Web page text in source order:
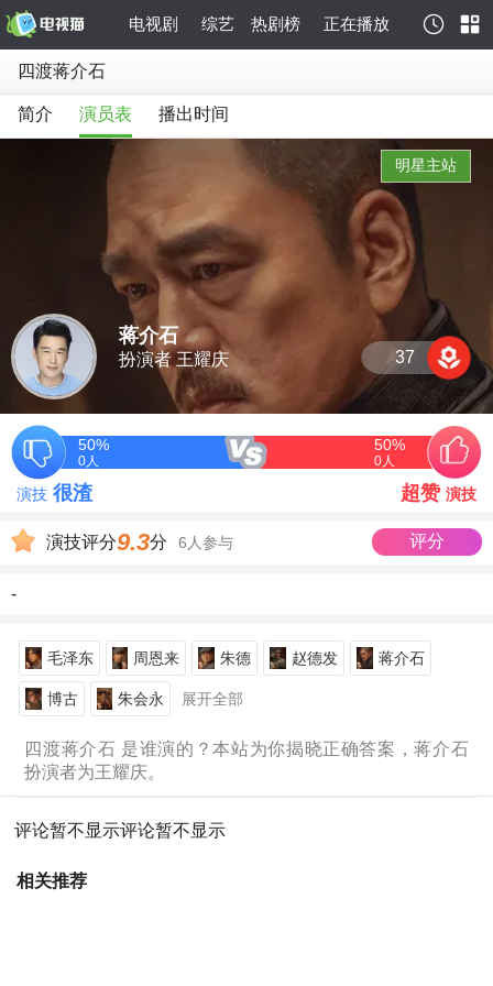
电视剧 综艺 热剧榜 正在播放
四渡蒋介石
简介 演员表 播出时间
蒋介石
扮演者 王耀庆 37
明星主站
50%
0人
50%
0人
演技 很渣 超赞 演技
演技评分9.3分 6人参与 评分
-
毛泽东 周恩来 朱德 赵德发 蒋介石
博古 朱会永 展开全部
四渡蒋介石 是谁演的？本站为你揭晓正确答案，蒋介石
扮演者为王耀庆。
评论暂不显示评论暂不显示
相关推荐